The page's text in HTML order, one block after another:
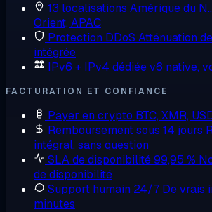
13 localisations Amérique du
Orient, APAC
Protection DDoS Atténuation
intégrée
IPv6 + IPv4 dédiéev6 native,
FACTURATION ET CONFIANCE
Payer en crypto BTC, XMR,
Remboursement sous 14 jours
intégral, sans question
SLA de disponibilité 99,95 %
de disponibilité
Support humain 24/7 De vrais
minutes